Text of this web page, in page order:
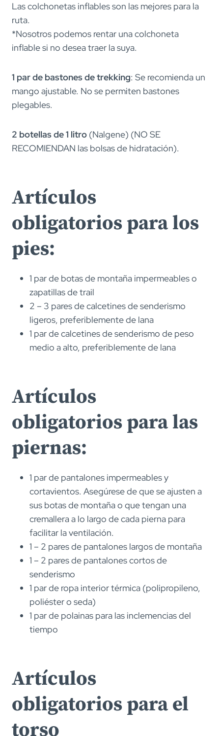
Las colchonetas inflables son las mejores para la
ruta.
*Nosotros podemos rentar una colchoneta
inflable si no desea traer la suya.
1 par de bastones de trekking: Se recomienda un
mango ajustable. No se permiten bastones
plegables.
2 botellas de 1 litro (Nalgene) (NO SE
RECOMIENDAN las bolsas de hidratación).
Artículos
obligatorios para los
pies:
1 par de botas de montaña impermeables o
zapatillas de trail
2 – 3 pares de calcetines de senderismo
ligeros, preferiblemente de lana
1 par de calcetines de senderismo de peso
medio a alto, preferiblemente de lana
Artículos
obligatorios para las
piernas:
1 par de pantalones impermeables y
cortavientos. Asegúrese de que se ajusten a
sus botas de montaña o que tengan una
cremallera a lo largo de cada pierna para
facilitar la ventilación.
1 – 2 pares de pantalones largos de montaña
1 – 2 pares de pantalones cortos de
senderismo
1 par de ropa interior térmica (polipropileno,
poliéster o seda)
1 par de polainas para las inclemencias del
tiempo
Artículos
obligatorios para el
torso